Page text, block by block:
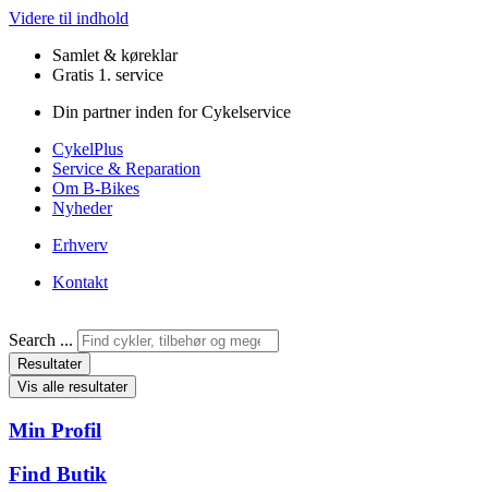
Videre til indhold
Samlet & køreklar
Gratis 1. service
Din partner inden for Cykelservice
CykelPlus
Service & Reparation
Om B-Bikes
Nyheder
Erhverv
Kontakt
Search ...
Resultater
Vis alle resultater
Min Profil
Find Butik